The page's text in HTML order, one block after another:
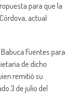
para que la
actual
Fuentes para
de dicho
remitió su
3 de julio del